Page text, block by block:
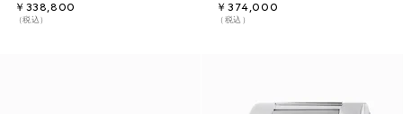
￥338,800
（税込）
￥374,000
（税込）